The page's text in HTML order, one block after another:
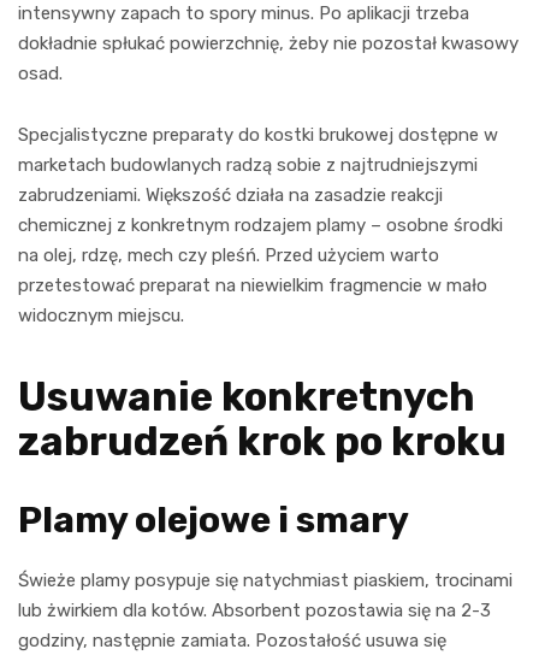
intensywny zapach to spory minus. Po aplikacji trzeba
dokładnie spłukać powierzchnię, żeby nie pozostał kwasowy
osad.
Specjalistyczne preparaty do kostki brukowej dostępne w
marketach budowlanych radzą sobie z najtrudniejszymi
zabrudzeniami. Większość działa na zasadzie reakcji
chemicznej z konkretnym rodzajem plamy – osobne środki
na olej, rdzę, mech czy pleśń. Przed użyciem warto
przetestować preparat na niewielkim fragmencie w mało
widocznym miejscu.
Usuwanie konkretnych
zabrudzeń krok po kroku
Plamy olejowe i smary
Świeże plamy posypuje się natychmiast piaskiem, trocinami
lub żwirkiem dla kotów. Absorbent pozostawia się na 2-3
godziny, następnie zamiata. Pozostałość usuwa się